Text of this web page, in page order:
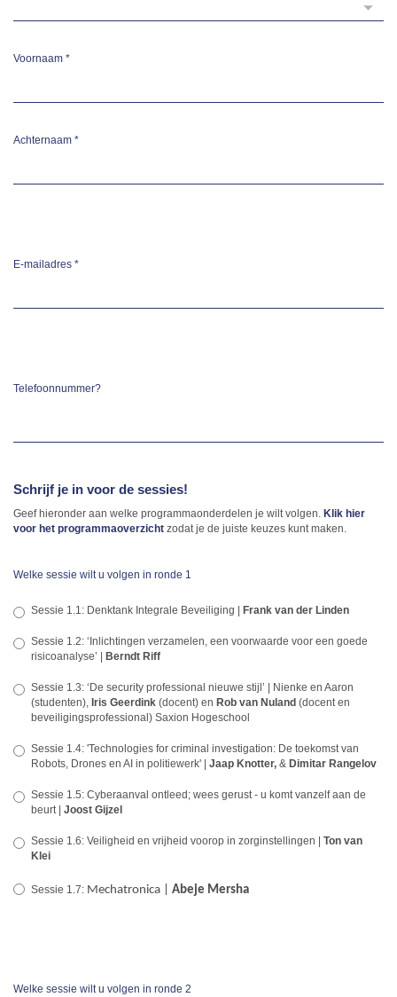
Voornaam *
Achternaam *
E-mailadres *
Telefoonnummer?
Schrijf je in voor de sessies!
Geef hieronder aan welke programmaonderdelen je wilt volgen. Klik hier
voor het programmaoverzicht zodat je de juiste keuzes kunt maken.
Welke sessie wilt u volgen in ronde 1
Sessie 1.1: Denktank Integrale Beveiliging | Frank van der Linden
Sessie 1.2: ‘Inlichtingen verzamelen, een voorwaarde voor een goede
risicoanalyse’ |
Berndt Riff
Sessie 1.3: ‘De security professional nieuwe stijl’ | Nienke en Aaron
(studenten), Iris Geerdink (docent) en Rob van Nuland (docent en
beveiligingsprofessional) Saxion Hogeschool
Sessie 1.4: 'Technologies for criminal investigation: De toekomst van
Robots, Drones en AI in politiewerk' | Jaap Knotter, & Dimitar Rangelov
Sessie 1.5: Cyberaanval ontleed; wees gerust - u komt vanzelf aan de
beurt | Joost Gijzel
Sessie 1.6: Veiligheid en vrijheid voorop in zorginstellingen | Ton van
Klei
Sessie 1.7: Mechatronica | Abeje Mersha
Welke sessie wilt u volgen in ronde 2